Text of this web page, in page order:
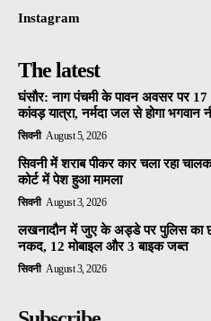
Instagram
The latest
घंसौर: नाग पंचमी के पावन अवसर पर
कांवड़ यात्रा, नर्मदा जल से होगा
सिवनी August 5, 2026
सिवनी में शराब पीकर कार चला रहा
कोर्ट में पेश हुआ मामला
सिवनी August 3, 2026
लखनादौन में जुए के अड्डे पर पुलिस का
नकद, 12 मोबाइल और 3 बाइक जब्त
सिवनी August 3, 2026